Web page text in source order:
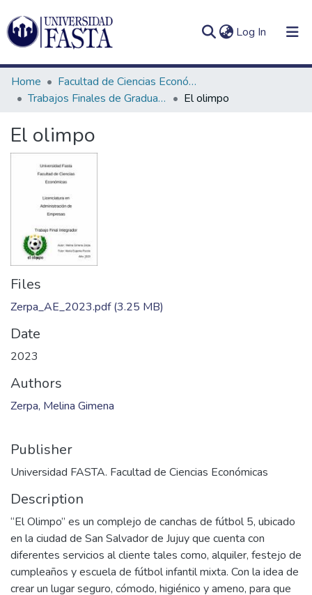
Log In (current)
Communities
&
Collections
All of DSpace
Statistics
Log
In(current)
Home
Facultad de Ciencias Económicas
Trabajos Finales de Graduación de Licenciatura en Administración de Empresas
El olimpo
El olimpo
Files
Zerpa_AE_2023.pdf(3.25 MB)
Date
2023
Authors
Zerpa, Melina Gimena
Publisher
Universidad FASTA. Facultad de Ciencias Económicas
Description
“El Olimpo” es un complejo de canchas de fútbol 5, ubicado
en la ciudad de San Salvador de Jujuy que cuenta con
diferentes servicios al cliente tales como, alquiler, festejo de
cumpleaños y escuela de fútbol infantil mixta. Con la idea de
crear un lugar seguro, cómodo, higiénico y ameno, para que